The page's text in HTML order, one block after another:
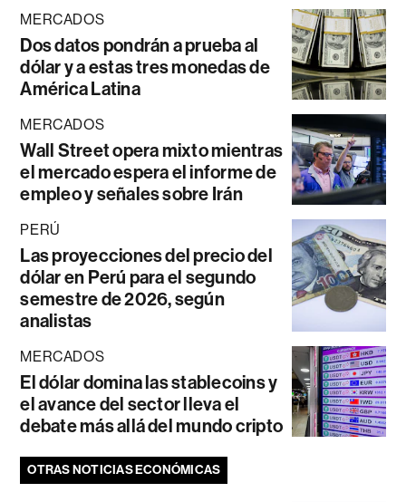
MERCADOS
Dos datos pondrán a prueba al
dólar y a estas tres monedas de
América Latina
MERCADOS
Wall Street opera mixto mientras
el mercado espera el informe de
empleo y señales sobre Irán
PERÚ
Las proyecciones del precio del
dólar en Perú para el segundo
semestre de 2026, según
analistas
MERCADOS
El dólar domina las stablecoins y
el avance del sector lleva el
debate más allá del mundo cripto
OTRAS NOTICIAS ECONÓMICAS